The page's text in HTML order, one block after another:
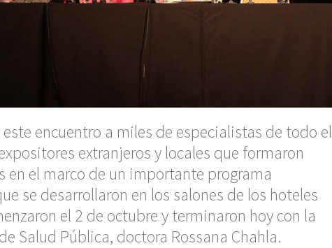
encuentro a miles de especialistas de todo el
extranjeros y locales que formaron
en el marco de un importante programa
se desarrollaron en los salones de los hoteles
el 2 de octubre y terminaron hoy con la
Salud Pública, doctora Rossana Chahla.